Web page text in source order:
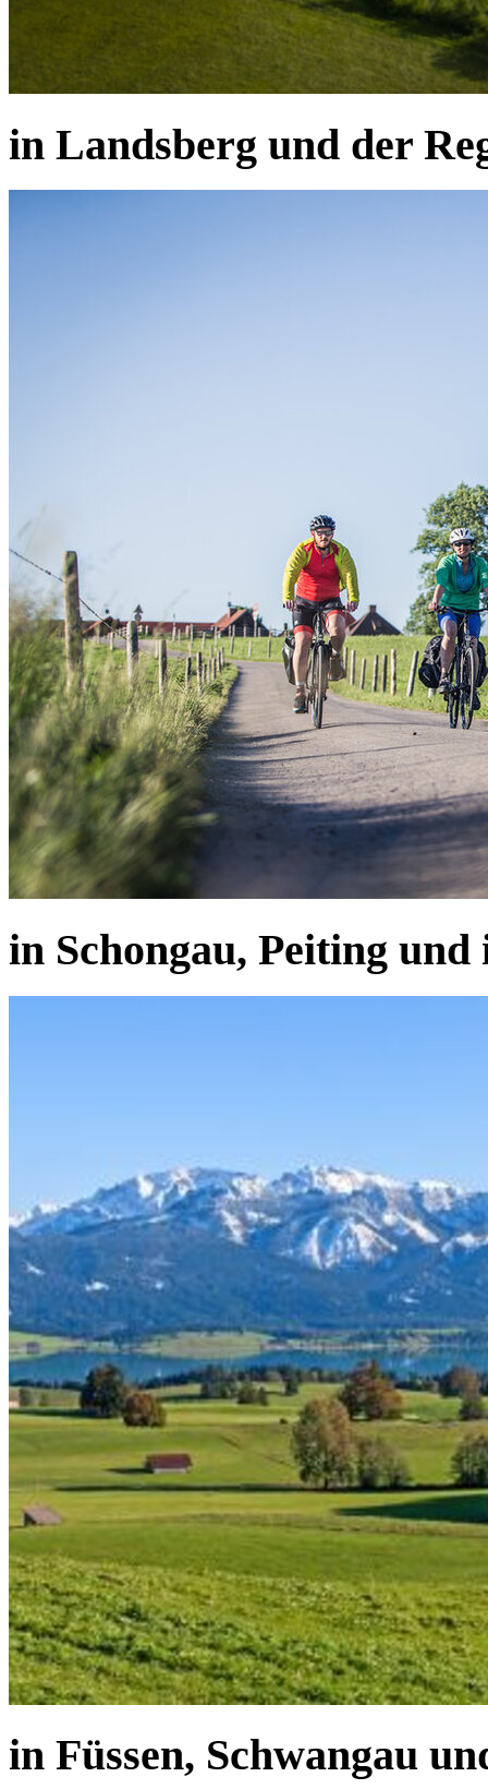
in Landsberg und der
in Schongau, Peiting
in Füssen, Schwangau